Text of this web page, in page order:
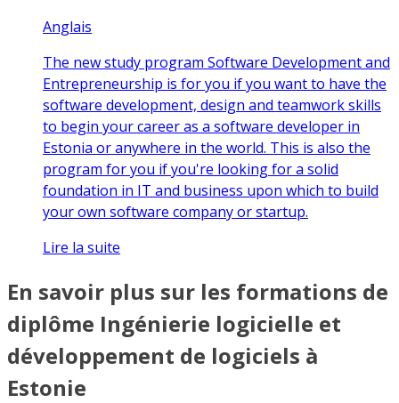
Anglais
The new study program Software Development and
Entrepreneurship is for you if you want to have the
software development, design and teamwork skills
to begin your career as a software developer in
Estonia or anywhere in the world. This is also the
program for you if you're looking for a solid
foundation in IT and business upon which to build
your own software company or startup.
Lire la suite
En savoir plus sur les formations de
diplôme Ingénierie logicielle et
développement de logiciels à
Estonie